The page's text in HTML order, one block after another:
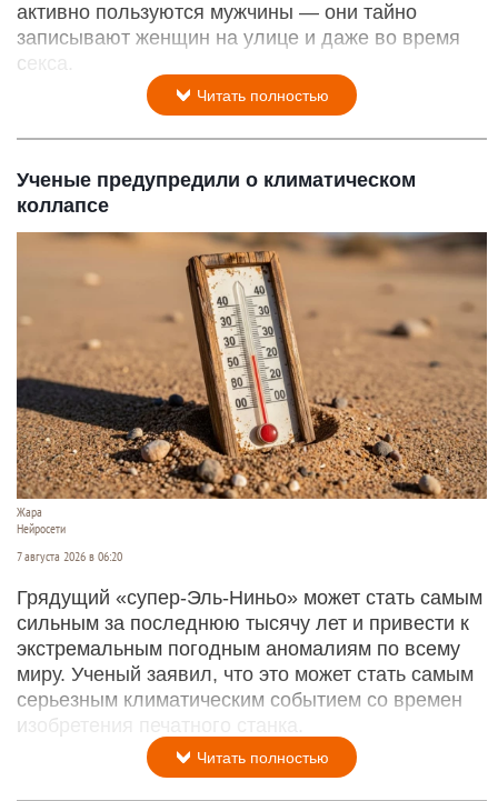
активно пользуются мужчины — они тайно
записывают женщин на улице и даже во время
секса.
Читать полностью
Ученые предупредили о климатическом
коллапсе
Жара
Нейросети
7 августа 2026 в 06:20
Грядущий «супер-Эль-Ниньо» может стать самым
сильным за последнюю тысячу лет и привести к
экстремальным погодным аномалиям по всему
миру. Ученый заявил, что это может стать самым
серьезным климатическим событием со времен
изобретения печатного станка.
Читать полностью